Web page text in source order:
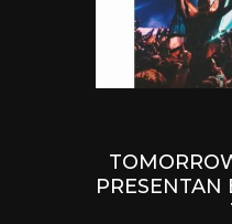
PRESENTAN